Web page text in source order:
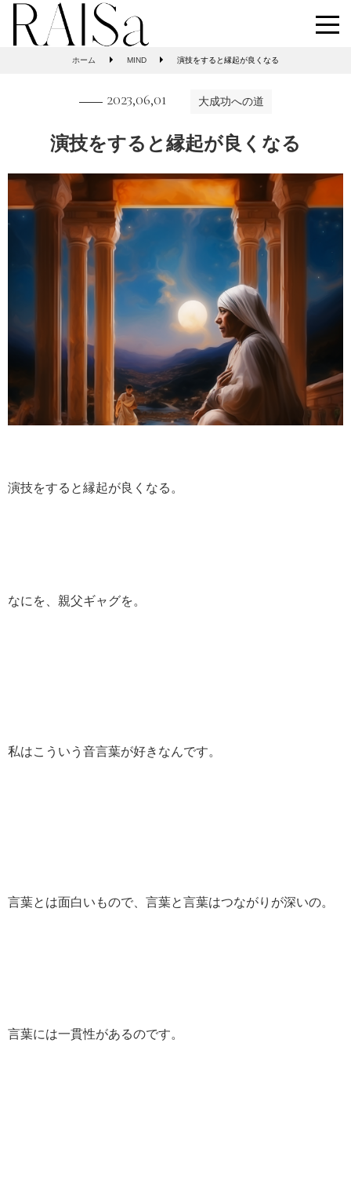
ホーム MIND 演技をすると縁起が良くなる
2023,06,01 大成功への道
演技をすると縁起が良くなる
演技をすると縁起が良くなる。
なにを、親父ギャグを。
私はこういう音言葉が好きなんです。
言葉とは面白いもので、言葉と言葉はつながりが深いの。
言葉には一貫性があるのです。